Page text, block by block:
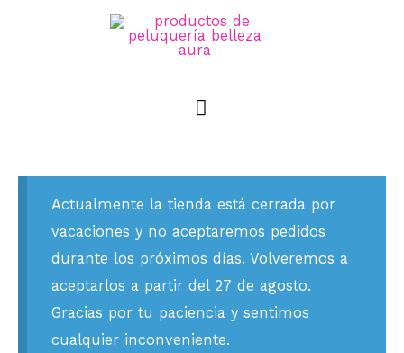
Actualmente la tienda está cerrada por
vacaciones y no aceptaremos pedidos
durante los próximos días. Volveremos a
aceptarlos a partir del 27 de agosto.
Gracias por tu paciencia y sentimos
cualquier inconveniente.